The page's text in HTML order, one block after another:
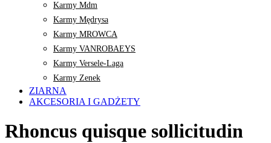
Karmy Mdm
Karmy Mędrysa
Karmy MROWCA
Karmy VANROBAEYS
Karmy Versele-Laga
Karmy Zenek
ZIARNA
AKCESORIA I GADŻETY
Rhoncus quisque sollicitudin